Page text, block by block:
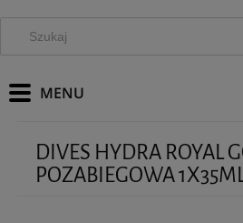
DIVES HYDRA ROYAL
POZABIEGOWA